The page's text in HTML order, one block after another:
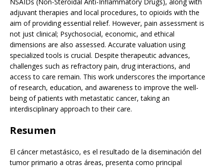
adjuvant therapies and local procedures, to opioids with the
aim of providing essential relief. However, pain assessment is
not just clinical; Psychosocial, economic, and ethical
dimensions are also assessed. Accurate valuation using
specialized tools is crucial. Despite therapeutic advances,
challenges such as refractory pain, drug interactions, and
access to care remain. This work underscores the importance
of research, education, and awareness to improve the well-
being of patients with metastatic cancer, taking an
interdisciplinary approach to their care.
Resumen
El cáncer metastásico, es el resultado de la diseminación del
tumor primario a otras áreas, presenta como principal